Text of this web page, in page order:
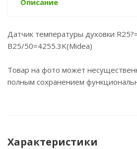
Описание
Датчик температуры духовки
B25/50=4255.3K(Midea)
Товар на фото может
полным сохранением
Характеристики